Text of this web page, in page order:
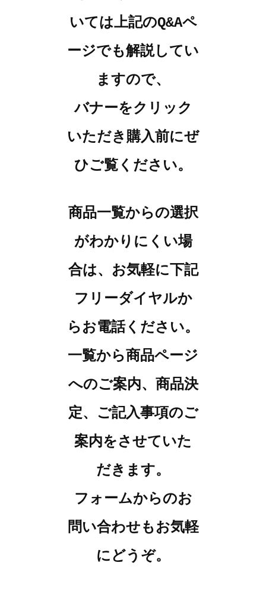
いては上記のQ&Aペ
ージでも解説してい
ますので、
バナーをクリック
いただき購入前にぜ
ひご覧ください。
商品一覧からの選択
がわかりにくい場
合は、お気軽に下記
フリーダイヤルか
らお電話ください。
一覧から商品ページ
へのご案内、商品決
定、ご記入事項のご
案内をさせていた
だきます。
フォームからのお
問い合わせもお気軽
にどうぞ。